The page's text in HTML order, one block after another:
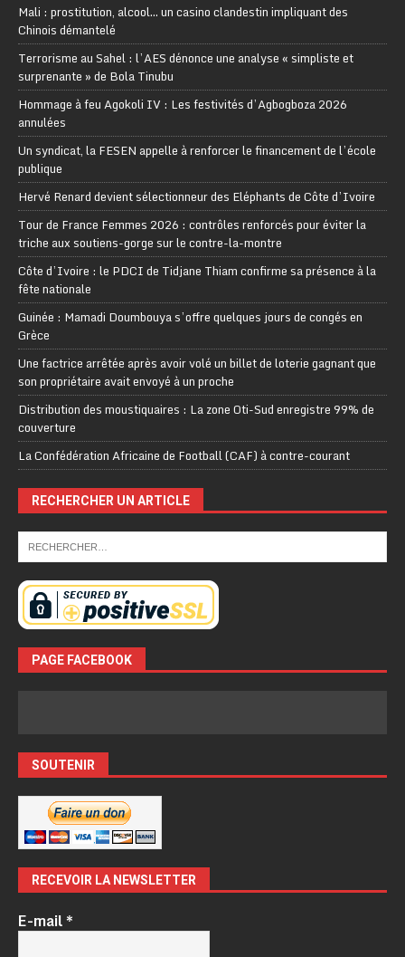
Mali : prostitution, alcool… un casino clandestin impliquant des
Chinois démantelé
Terrorisme au Sahel : l’AES dénonce une analyse « simpliste et
surprenante » de Bola Tinubu
Hommage à feu Agokoli IV : Les festivités d’Agbogboza 2026
annulées
Un syndicat, la FESEN appelle à renforcer le financement de l’école
publique
Hervé Renard devient sélectionneur des Eléphants de Côte d’Ivoire
Tour de France Femmes 2026 : contrôles renforcés pour éviter la
triche aux soutiens-gorge sur le contre-la-montre
Côte d’Ivoire : le PDCI de Tidjane Thiam confirme sa présence à la
fête nationale
Guinée : Mamadi Doumbouya s’offre quelques jours de congés en
Grèce
Une factrice arrêtée après avoir volé un billet de loterie gagnant que
son propriétaire avait envoyé à un proche
Distribution des moustiquaires : La zone Oti-Sud enregistre 99% de
couverture
La Confédération Africaine de Football (CAF) à contre-courant
RECHERCHER UN ARTICLE
PAGE FACEBOOK
SOUTENIR
RECEVOIR LA NEWSLETTER
E-mail*